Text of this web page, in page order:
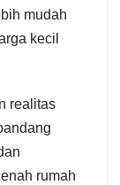
mudah
kecil
realitas
rumah